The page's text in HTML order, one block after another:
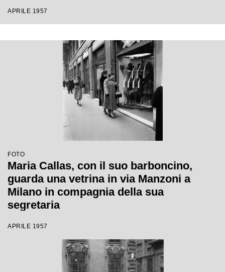
APRILE 1957
FOTO
Maria Callas, con il suo barboncino,
guarda una vetrina in via Manzoni a
Milano in compagnia della sua
segretaria
APRILE 1957